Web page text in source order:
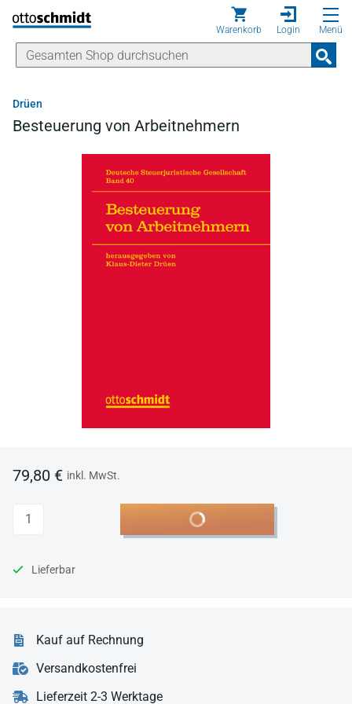
Direkt zum Inhalt
Warenkorb Login Menü
Drüen
Besteuerung von Arbeitnehmern
79,80 € inkl. MwSt.
Anzahl In den Warenkorb
Lieferbar
Kauf auf Rechnung
Versandkostenfrei
Lieferzeit 2-3 Werktage